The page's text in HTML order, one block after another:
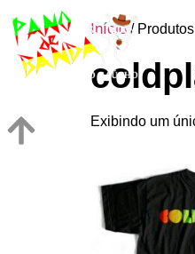
Início/ Produtos
Exibindo um